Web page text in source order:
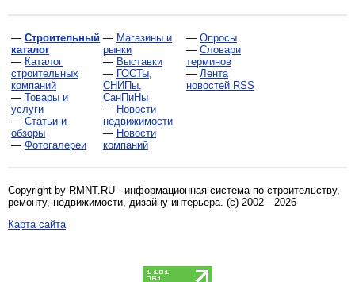
— Строительный
каталог
— Каталог
строительных
компаний
— Товары и
услуги
— Статьи и
обзоры
— Фотогалереи
— Магазины и
рынки
— Выставки
— ГОСТы,
СНИПы,
СанПиНы
— Новости
недвижимости
— Новости
компаний
— Опросы
— Словари
терминов
— Лента
новостей RSS
Copyright by RMNT.RU - информационная система по строительству,
ремонту, недвижимости, дизайну интерьера . (c) 2002—2026
Карта сайта